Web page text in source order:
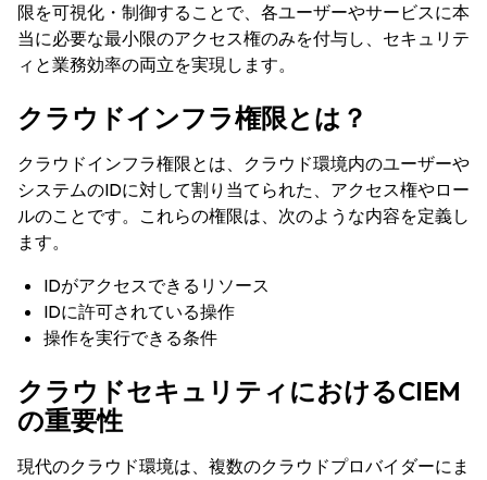
限を可視化・制御することで、各ユーザーやサービスに本
当に必要な最小限のアクセス権のみを付与し、セキュリテ
ィと業務効率の両立を実現します。
クラウドインフラ権限とは？
クラウドインフラ権限とは、クラウド環境内のユーザーや
システムのIDに対して割り当てられた、アクセス権やロー
ルのことです。これらの権限は、次のような内容を定義し
ます。
IDがアクセスできるリソース
IDに許可されている操作
操作を実行できる条件
クラウドセキュリティにおけるCIEM
の重要性
現代のクラウド環境は、複数のクラウドプロバイダーにま